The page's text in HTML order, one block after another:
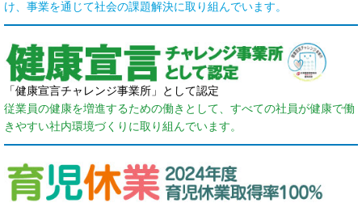
け、事業を通じて社会の課題解決に取り組んでいます。
「健康宣言チャレンジ事業所」として認定
従業員の健康を増進するための働きとして、すべての社員が健康で働
きやすい社内環境づくりに取り組んでいます。